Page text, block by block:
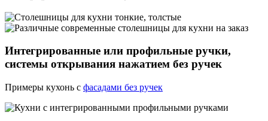
Интегрированные или профильные ручки,
системы открывания нажатием без ручек
Примеры кухонь с фасадами без ручек